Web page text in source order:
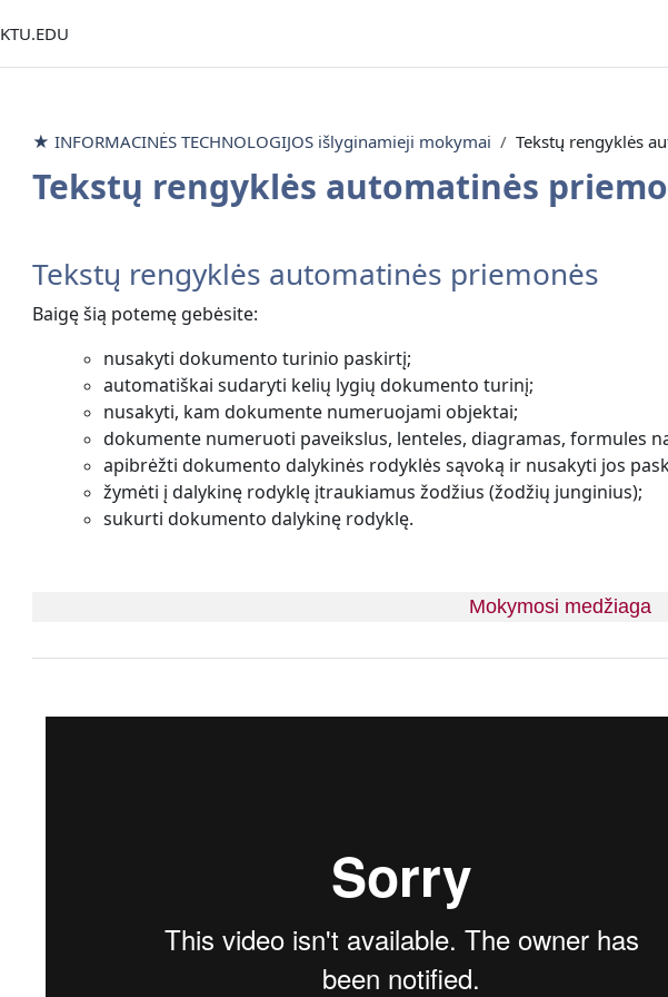
KTU.EDU
★ INFORMACINĖS TECHNOLOGIJOS išlyginamieji mokymai Tekstų rengyklės
Tekstų rengyklės automatinės
Przegląd sekcji
Tekstų rengyklės automatinės priemonės
Baigę šią potemę gebėsite:
nusakyti dokumento turinio paskirtį;
automatiškai sudaryti kelių lygių dokumento turinį;
nusakyti, kam dokumente numeruojami objektai;
dokumente numeruoti paveikslus, lenteles, diagramas, formules
apibrėžti dokumento dalykinės rodyklės sąvoką ir nusakyti jos
žymėti į dalykinę rodyklę įtraukiamus žodžius (žodžių junginius);
sukurti dokumento dalykinę rodyklę.
Mokymosi medžiaga